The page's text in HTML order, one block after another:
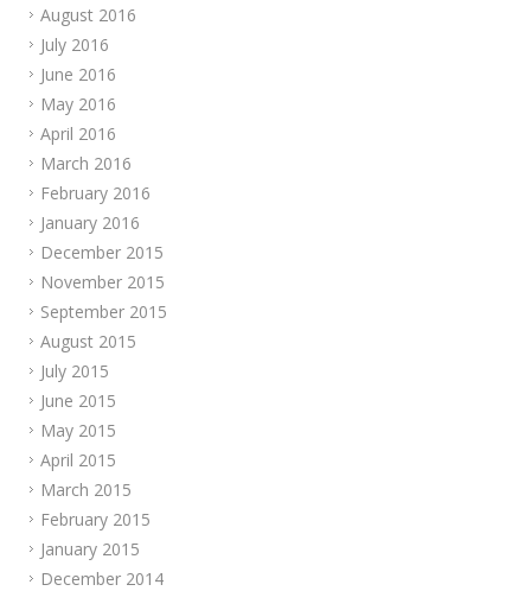
August 2016
July 2016
June 2016
May 2016
April 2016
March 2016
February 2016
January 2016
December 2015
November 2015
September 2015
August 2015
July 2015
June 2015
May 2015
April 2015
March 2015
February 2015
January 2015
December 2014